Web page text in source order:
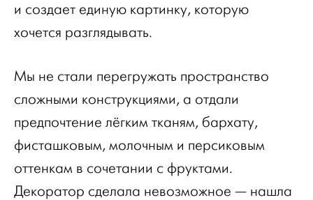
и создает единую картинку, которую
хочется разглядывать.
Мы не стали перегружать пространство
сложными конструкциями, а отдали
предпочтение лёгким тканям, бархату,
фисташковым, молочным и персиковым
оттенкам в сочетании с фруктами.
Декоратор сделала невозможное — нашла